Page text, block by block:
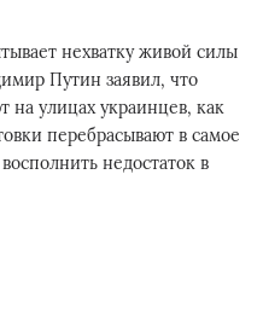
нехватку живой силы
Путин заявил, что
на улицах украинцев, как
перебрасывают в самое
недостаток в